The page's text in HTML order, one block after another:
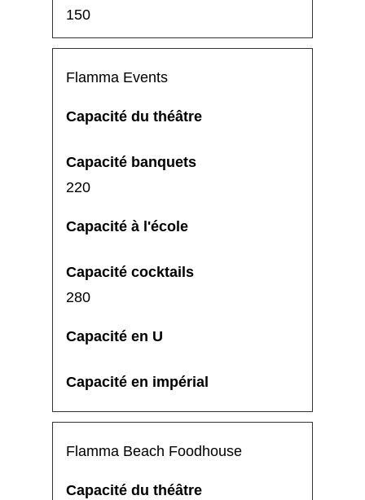
150
Flamma Events
220
280
Flamma Beach Foodhouse